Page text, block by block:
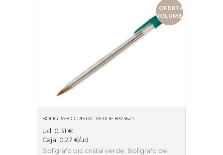
OFERTA
VOLUMEN
BOLIGRAFO CRISTAL VERDE 8373621
Ud: 0.31 €
Caja: 0.27 €/ud
Bolígrafo bic cristal verde. Bolígrafo de